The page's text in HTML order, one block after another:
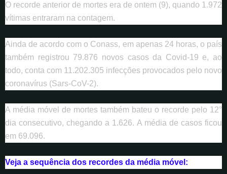
O recorde anterior de mortes era de ontem (9), quando 1.972
vítimas entraram na contagem.
Ainda de acordo com o Conass, em apenas 24 horas, o país
também registrou 79.876 novos casos da Covid-19 e, ao
todo, conta com 11.202.305 infecções provocados pelo novo
coronavírus (Sars-CoV-2).
A média móvel de mortes também bateu o recorde pelo 12°
dia consecutivo, chegando a 1.626. A média de casos ficou
em 69.096.
Veja a sequência dos recordes da média móvel: